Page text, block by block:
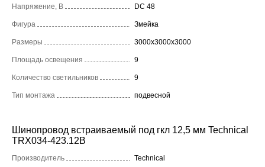
Напряжение, В DC 48
Фигура Змейка
Размеры 3000x3000x3000
Площадь освещения 9
Количество светильников 9
Тип монтажа подвесной
Шинопровод встраиваемый под гкл 12,5 мм Technical
TRX034-423.12B
Производитель Technical